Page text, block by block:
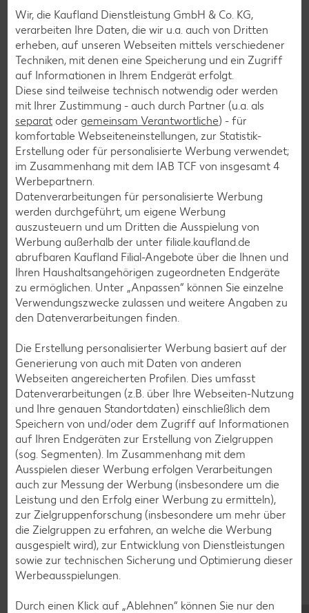
Spargel-Rezepte
Fleisch-Rezepte
Fisch-Rezepte
Geflügel-Rezepte
Lamm-Rezepte
Grill-Rezepte
Muffin-Rezepte
Apfelkuchen-Rezepte
Schokokuchen-Rezepte
Torten-Rezepte
Eis-Rezepte
Pfannkuchen-Rezepte
Plätzchen-Rezepte
Smoothie-Rezepte
Bowle-Rezepte
Cocktail-Rezepte
Avocado-Rezepte
Erdbeer-Rezepte
Blaubeer-Rezepte
Bananen-Rezepte
Zurück zu allen Rezepten
Wir, die Kaufland Dienstleistung GmbH & Co. KG,
verarbeiten Ihre Daten, die wir u.a. auch von Dritten
erheben, auf unseren Webseiten mittels verschiedener
Techniken, mit denen eine Speicherung und ein Zugriff
auf Informationen in Ihrem Endgerät erfolgt.
Diese sind teilweise technisch notwendig oder werden
mit Ihrer Zustimmung - auch durch Partner (u.a. als
separat oder gemeinsam Verantwortliche) - für
komfortable Webseiteneinstellungen, zur Statistik-
Erstellung oder für personalisierte Werbung verwendet;
im Zusammenhang mit dem IAB TCF von insgesamt 4
Werbepartnern.
Datenverarbeitungen für personalisierte Werbung
werden durchgeführt, um eigene Werbung
auszusteuern und um Dritten die Ausspielung von
Werbung außerhalb der unter filiale.kaufland.de
abrufbaren Kaufland Filial-Angebote über die Ihnen und
Ihren Haushaltsangehörigen zugeordneten Endgeräte
zu ermöglichen. Unter „Anpassen“ können Sie einzelne
Verwendungszwecke zulassen und weitere Angaben zu
den Datenverarbeitungen finden.
Die Erstellung personalisierter Werbung basiert auf der
Generierung von auch mit Daten von anderen
Webseiten angereicherten Profilen. Dies umfasst
Datenverarbeitungen (z.B. über Ihre Webseiten-Nutzung
und Ihre genauen Standortdaten) einschließlich dem
Speichern von und/oder dem Zugriff auf Informationen
auf Ihren Endgeräten zur Erstellung von Zielgruppen
(sog. Segmenten). Im Zusammenhang mit dem
Ausspielen dieser Werbung erfolgen Verarbeitungen
auch zur Messung der Werbung (insbesondere um die
Leistung und den Erfolg einer Werbung zu ermitteln),
zur Zielgruppenforschung (insbesondere um mehr über
die Zielgruppen zu erfahren, an welche die Werbung
ausgespielt wird), zur Entwicklung von Dienstleistungen
sowie zur technischen Sicherung und Optimierung dieser
Werbeausspielungen.
Durch einen Klick auf „Ablehnen“ können Sie nur den